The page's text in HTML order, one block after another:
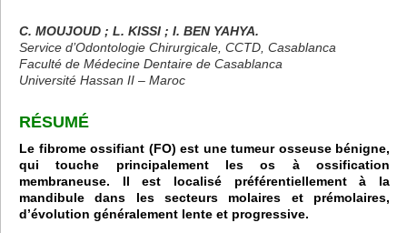
C. MOUJOUD ; L. KISSI ; I. BEN YAHYA.
Service d’Odontologie Chirurgicale, CCTD, Casablanca
Faculté de Médecine Dentaire de Casablanca
Université Hassan II – Maroc
RÉSUMÉ
Le fibrome ossifiant (FO) est une tumeur osseuse bénigne,
qui touche principalement les os à ossification
membraneuse. Il est localisé préférentiellement à la
mandibule dans les secteurs molaires et prémolaires,
d’évolution généralement lente et progressive.